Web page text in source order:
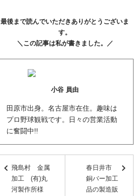
最後まで読んでいただきありがとうございま
す。
＼この記事は私が書きました。／
小谷 員由
田原市出身。名古屋市在住。趣味は
プロ野球観戦です。日々の営業活動
に奮闘中!!
飛島村 金属
加工 (有)丸
河製作所様
春日井市
銅バー加工
品の製造販